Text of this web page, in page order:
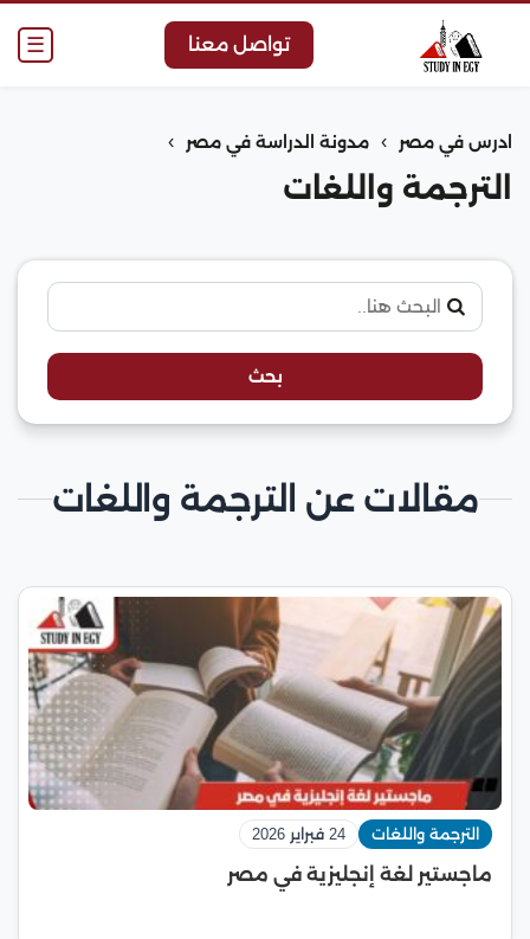
☰ تواصل معنا
ادرس في مصر › مدونة الدراسة في مصر ›
الترجمة واللغات
بحث
مقالات عن الترجمة واللغات
الترجمة واللغات 24 فبراير 2026
ماجستير لغة إنجليزية في مصر